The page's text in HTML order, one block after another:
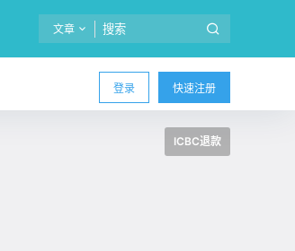
文章
登录 快速注册
ICBC退款